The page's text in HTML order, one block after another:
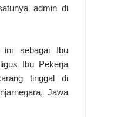
admin di
ini sebagai Ibu
Ibu Pekerja
tinggal di
Jawa